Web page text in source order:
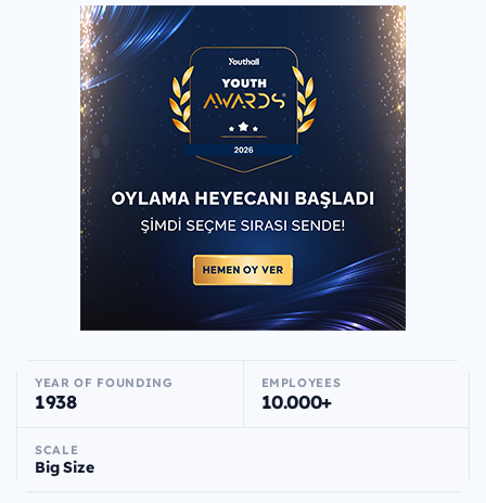
YEAR OF FOUNDING
1938
EMPLOYEES
10.000+
SCALE
Big Size